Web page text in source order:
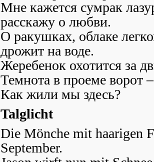
Мне кажется сумрак
расскажу о любви.
О ракушках, облаке
дрожит на воде.
Жеребенок охотится за
Темнота в проеме ворот
Как жили мы здесь?
Talglicht
Die Mönche mit haarigen
September.